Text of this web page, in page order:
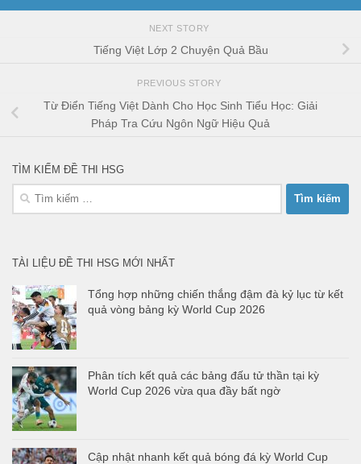
NEXT STORY
Tiếng Việt Lớp 2 Chuyện Quả Bầu
PREVIOUS STORY
Từ Điển Tiếng Việt Dành Cho Học Sinh Tiểu Học: Giải
Pháp Tra Cứu Ngôn Ngữ Hiệu Quả
TÌM KIẾM ĐỀ THI HSG
Tìm
TÀI LIỆU ĐỀ THI HSG MỚI NHẤT
Tổng hợp những chiến thắng đậm đà kỷ lục từ kết
quả vòng bảng kỳ World Cup 2026
Phân tích kết quả các bảng đấu tử thần tại kỳ
World Cup 2026 vừa qua đầy bất ngờ
Cập nhật nhanh kết quả bóng đá kỳ World Cup